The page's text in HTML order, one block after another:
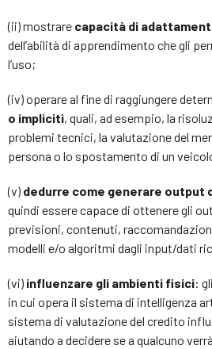
(ii) mostrare capacità di
dell’abilità di apprendimento che gli
l’uso;
(iv) operare al fine di raggiungere
o impliciti, quali, ad esempio, la
problemi tecnici, la valutazione del
persona o lo spostamento di un
(v) dedurre come generare output
quindi essere capace di ottenere gli
previsioni, contenuti,
modelli e/o algoritmi dagli input/dati
(vi) influenzare gli ambienti fisici:
in cui opera il sistema di intelligenza
sistema di valutazione del credito
aiutando a decidere se a qualcuno